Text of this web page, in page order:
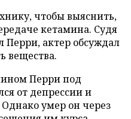
чтобы выяснить,
кетамина. Судя
Перри, актер обсуждал
вещества.
Перри под
от депрессии и
Однако умер он через